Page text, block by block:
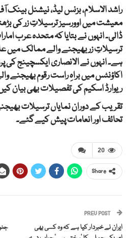
راشد الاسلام، بزنس لیڈ، نیشنل بینک
معیشت میں اوورسیز ترسیلاتِ زر کی
ڈالی۔ انہوں نے بتایا کہ متحدہ عرب
ترسیلاتِ زر بھیجنے والے ممالک میں
ہے۔ انہوں نے الانصاری ایکسچینج کی
اکاؤنٹس میں براہِ راست رقوم بھیجنے
ریوارڈ اسکیم کی تفصیلات بھی بیان
تقریب کے دوران نمایاں ترسیلات
تحائف اور انعامات پیش کیے گئے۔
20
Share
PREV POST
ایران نے خبردار کیا ہے کہ وہ کسی بھی